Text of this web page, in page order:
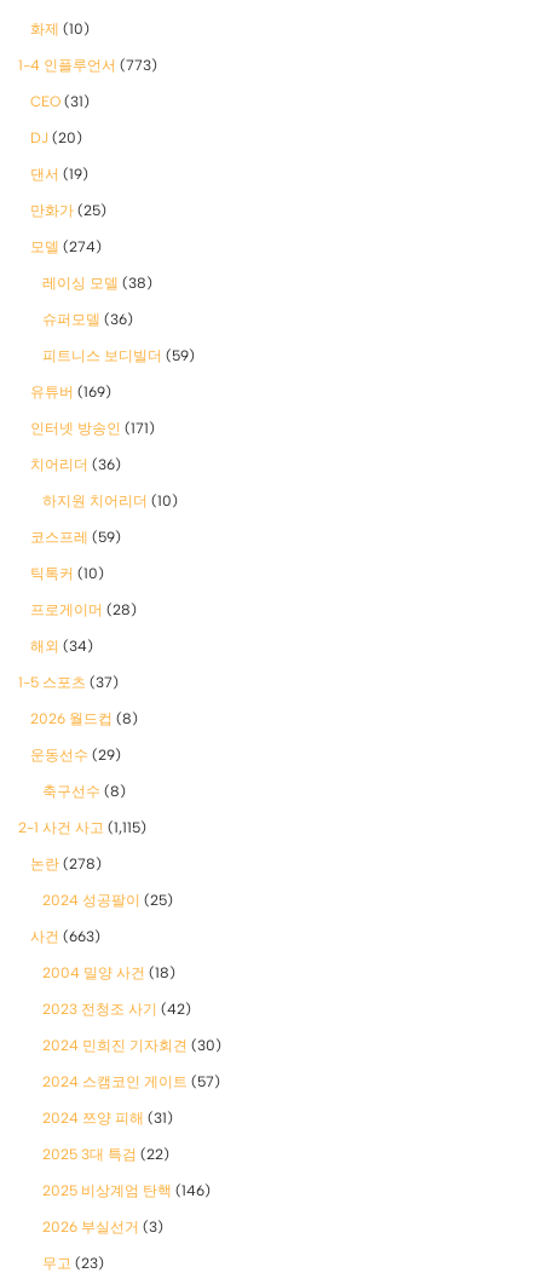
화제 (10)
1-4 인플루언서 (773)
CEO (31)
DJ (20)
댄서 (19)
만화가 (25)
모델 (274)
레이싱 모델 (38)
슈퍼모델 (36)
피트니스 보디빌더 (59)
유튜버 (169)
인터넷 방송인 (171)
치어리더 (36)
하지원 치어리더 (10)
코스프레 (59)
틱톡커 (10)
프로게이머 (28)
해외 (34)
1-5 스포츠 (37)
2026 월드컵 (8)
운동선수 (29)
축구선수 (8)
2-1 사건 사고 (1,115)
논란 (278)
2024 성공팔이 (25)
사건 (663)
2004 밀양 사건 (18)
2023 전청조 사기 (42)
2024 민희진 기자회견 (30)
2024 스캠코인 게이트 (57)
2024 쯔양 피해 (31)
2025 3대 특검 (22)
2025 비상계엄 탄핵 (146)
2026 부실선거 (3)
무고 (23)